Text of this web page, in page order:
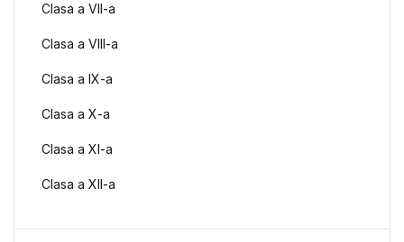
Clasa a VII-a
Clasa a VIII-a
Clasa a IX-a
Clasa a X-a
Clasa a XI-a
Clasa a XII-a